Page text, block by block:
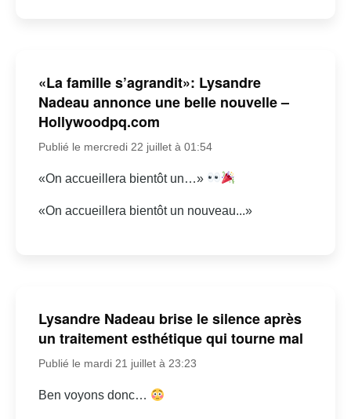
«La famille s’agrandit»: Lysandre
Nadeau annonce une belle nouvelle –
Hollywoodpq.com
Publié le mercredi 22 juillet à 01:54
«On accueillera bientôt un…»
«On accueillera bientôt un nouveau...»
Lysandre Nadeau brise le silence après
un traitement esthétique qui tourne mal
Publié le mardi 21 juillet à 23:23
Ben voyons donc…